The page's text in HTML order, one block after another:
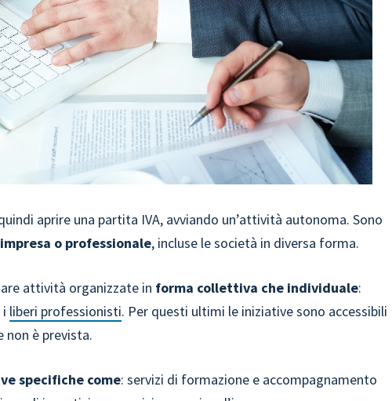
aprire una partita IVA, avviando un’attività autonoma. Sono
o professionale, incluse le società in diversa forma.
attività organizzate in forma collettiva che individuale:
i liberi professionisti. Per questi ultimi le iniziative sono accessibili
non è prevista.
specifiche come: servizi di formazione e accompagnamento